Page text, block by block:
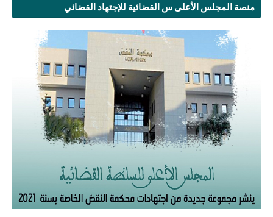
منصة المجلس الأعلى س القضائية للإجتهاد القضائي